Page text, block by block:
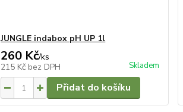
JUNGLE indabox pH UP 1l
260 Kč/ks
215 Kč bez DPH Skladem
Přidat do košíku